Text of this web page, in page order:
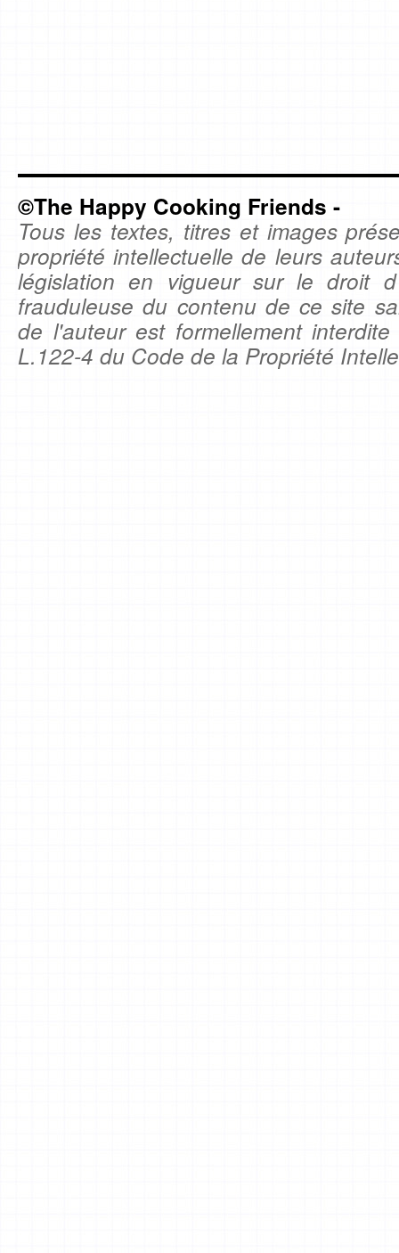
©The Happy Cooking Friends -
Tous les textes, titres et images
propriété intellectuelle de leurs
législation en vigueur sur le droit
frauduleuse du contenu de ce site
de l'auteur est formellement
L.122-4 du Code de la Propriété